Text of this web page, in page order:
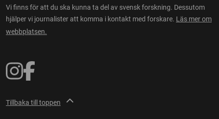
Vi finns för att du ska kunna ta del av svensk forskning. Dessutom
hjälper vi journalister att komma i kontakt med forskare. Läs mer om
webbplatsen.
Tillbaka till toppen